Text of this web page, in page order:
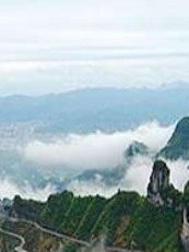
lịch sử lâu đời và
các nguyên
sử, nơi du